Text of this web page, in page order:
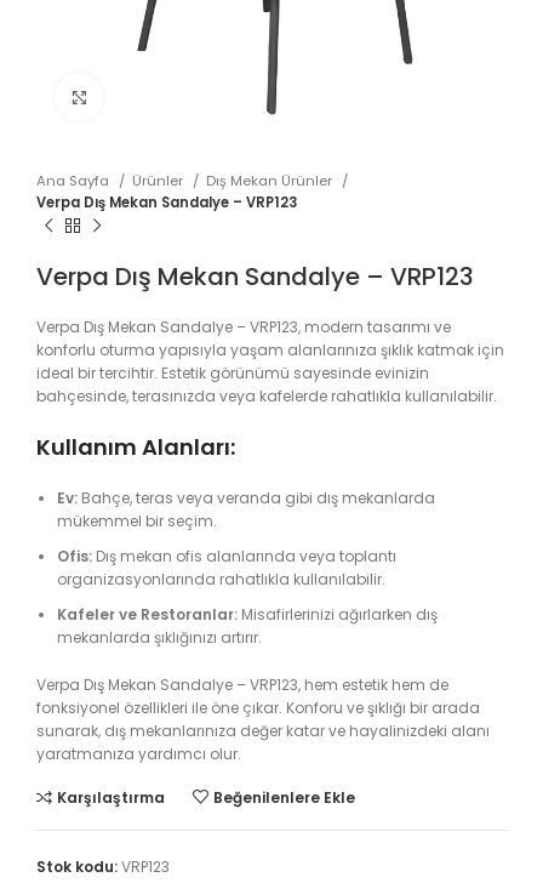
Ana Sayfa Ürünler
Dış Mekan Ürünler
Verpa Dış Mekan Sandalye – VRP123
Verpa Dış Mekan Sandalye – VRP123
Verpa Dış Mekan Sandalye – VRP123, modern tasarımı ve
konforlu oturma yapısıyla yaşam alanlarınıza şıklık katmak için
ideal bir tercihtir. Estetik görünümü sayesinde evinizin
bahçesinde, terasınızda veya kafelerde rahatlıkla kullanılabilir.
Kullanım Alanları:
Ev: Bahçe, teras veya veranda gibi dış mekanlarda
mükemmel bir seçim.
Ofis: Dış mekan ofis alanlarında veya toplantı
organizasyonlarında rahatlıkla kullanılabilir.
Kafeler ve Restoranlar: Misafirlerinizi ağırlarken dış
mekanlarda şıklığınızı artırır.
Verpa Dış Mekan Sandalye – VRP123, hem estetik hem de
fonksiyonel özellikleri ile öne çıkar. Konforu ve şıklığı bir arada
sunarak, dış mekanlarınıza değer katar ve hayalinizdeki alanı
yaratmanıza yardımcı olur.
Karşılaştırma Beğenilenlere Ekle
Stok kodu:VRP123